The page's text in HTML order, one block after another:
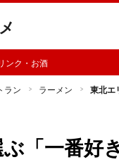
ンク・お酒
ラン ラーメン 東北エ
「一番好